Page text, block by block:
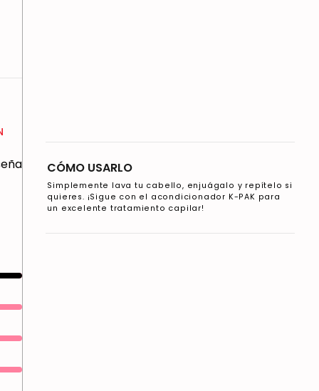
CÓMO USARLO
Simplemente lava tu cabello, enjuágalo y repítelo si
quieres. ¡Sigue con el acondicionador K-PAK para
un excelente tratamiento capilar!